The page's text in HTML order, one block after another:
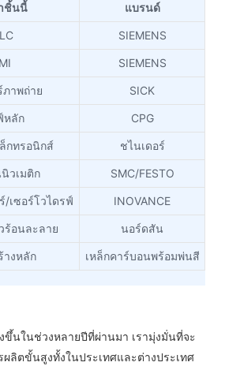
ชิ้นนี้ แบรนด์
SIEMENS
SIEMENS
ภาพถ่าย SICK
หลัก CPG
กทรอนิกส์ ชไนเดอร์
วเมติก SMC/FESTO
/เซอร์โวไดรฟ์ INOVANCE
ร้อนละลาย นอร์ดสัน
างหลัก เหล็กคาร์บอนพร้อมพ่นสี
ขึ้นในช่วงหลายปีที่ผ่านมา เรามุ่งมั่นที่จะ
ลิตขั้นสูงทั้งในประเทศและต่างประเทศ